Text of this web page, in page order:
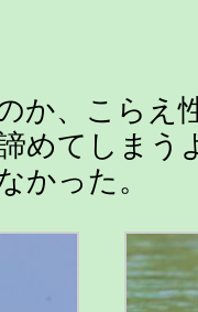
か、こらえ
めてしまう
かった。